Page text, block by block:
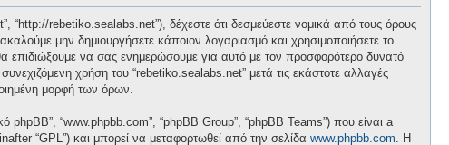
“http://rebetiko.sealabs.net”), δέχεστε ότι δεσμεύεστε νομικά από τους όρους
μην δημιουργήσετε κάποιον λογαριασμό και χρησιμοποιήσετε το
επιδιώξουμε να σας ενημερώσουμε για αυτό με τον προσφορότερο δυνατό
χρήση του “rebetiko.sealabs.net” μετά τις εκάστοτε αλλαγές
μορφή των όρων.
phpBB”, “www.phpbb.com”, “phpBB Group”, “phpBB Teams”) που είναι a
“GPL”) και μπορεί να μεταφορτωθεί από την σελίδα www.phpbb.com. Η